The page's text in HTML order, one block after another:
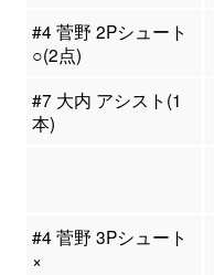
#4 菅野 2Pシュート
○(2点)
#7 大内 アシスト(1
本)
#4 菅野 3Pシュート
×